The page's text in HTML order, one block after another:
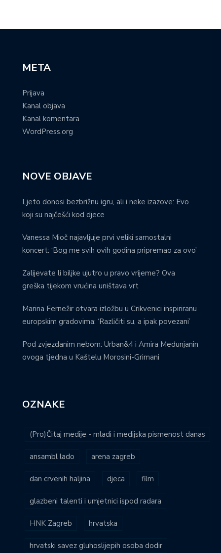
META
Prijava
Kanal objava
Kanal komentara
WordPress.org
NOVE OBJAVE
Ljeto donosi bezbrižnu igru, ali i neke izazove: Evo
koji su najčešći kod djece
Vanessa Mioč najavljuje prvi veliki samostalni
koncert: ‘Bog me svih ovih godina pripremao za ovo’
Zalijevate li biljke ujutro u pravo vrijeme? Ova
greška tijekom vrućina uništava vrt
Marina Fernežir otvara izložbu u Crikvenici inspiriranu
europskim gradovima: ‘Različiti su, a ipak povezani’
Pod zvjezdanim nebom: Urban&4 i Amira Medunjanin
ovoga tjedna u Kaštelu Morosini-Grimani
OZNAKE
(Pro)Čitaj medije - mladi i medijska pismenost danas
ansambl lado arena zagreb
dan crvenih haljina djeca film
glazbeni talenti i umjetnici ispod radara
HNK Zagreb hrvatska
hrvatski savez gluhoslijepih osoba dodir